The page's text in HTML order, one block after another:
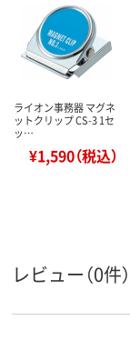
ライオン事務器 マグネ
ットクリップ CS-3 1セ
ッ…
¥1,590（税込）
レビュー（0件）